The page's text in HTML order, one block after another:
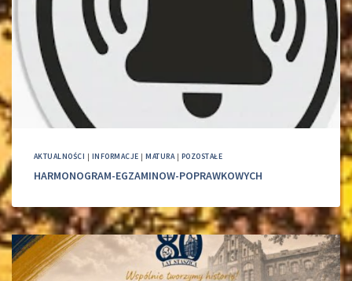
AKTUALNOŚCI | INFORMACJE |MATURA| POZOSTAŁE
HARMONOGRAM-EGZAMINOW-POPRAWKOWYCH